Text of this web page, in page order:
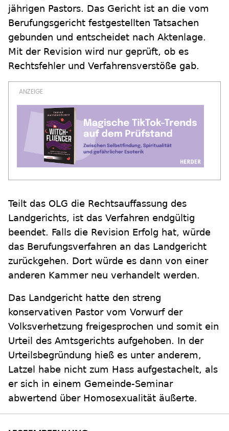
jährigen Pastors. Das Gericht ist an die vom
Berufungsgericht festgestellten Tatsachen
gebunden und entscheidet nach Aktenlage.
Mit der Revision wird nur geprüft, ob es
Rechtsfehler und Verfahrensverstöße gab.
Teilt das OLG die Rechtsauffassung des
Landgerichts, ist das Verfahren endgültig
beendet. Falls die Revision Erfolg hat, würde
das Berufungsverfahren an das Landgericht
zurückgehen. Dort würde es dann von einer
anderen Kammer neu verhandelt werden.
Das Landgericht hatte den streng
konservativen Pastor vom Vorwurf der
Volksverhetzung freigesprochen und somit ein
Urteil des Amtsgerichts aufgehoben. In der
Urteilsbegründung hieß es unter anderem,
Latzel habe nicht zum Hass aufgestachelt, als
er sich in einem Gemeinde-Seminar
abwertend über Homosexualität äußerte.